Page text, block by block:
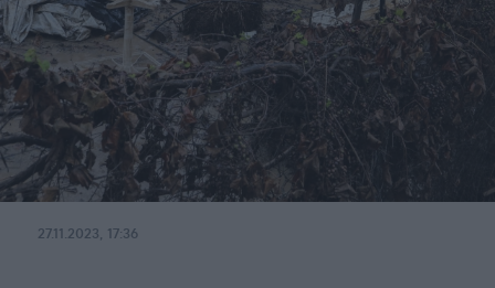
27.11.2023, 17:36